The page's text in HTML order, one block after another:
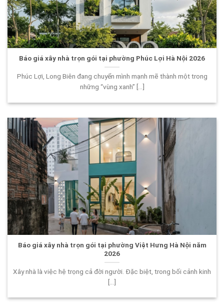
Báo giá xây nhà trọn gói tại phường Phúc Lợi Hà Nội 2026
Phúc Lợi, Long Biên đang chuyển mình mạnh mẽ thành một trong
những “vùng xanh” [...]
Báo giá xây nhà trọn gói tại phường Việt Hưng Hà Nội năm
2026
Xây nhà là việc hệ trọng cả đời người. Đặc biệt, trong bối cảnh kinh
[...]